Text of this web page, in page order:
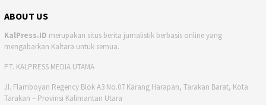
ABOUT US
KalPress.ID merupakan situs berita jurnalistik berbasis online yang
mengabarkan Kaltara untuk semua.
PT. KALPRESS MEDIA UTAMA
Jl. Flamboyan Regency Blok A3 No.07 Karang Harapan, Tarakan Barat, Kota
Tarakan – Provinsi Kalimantan Utara